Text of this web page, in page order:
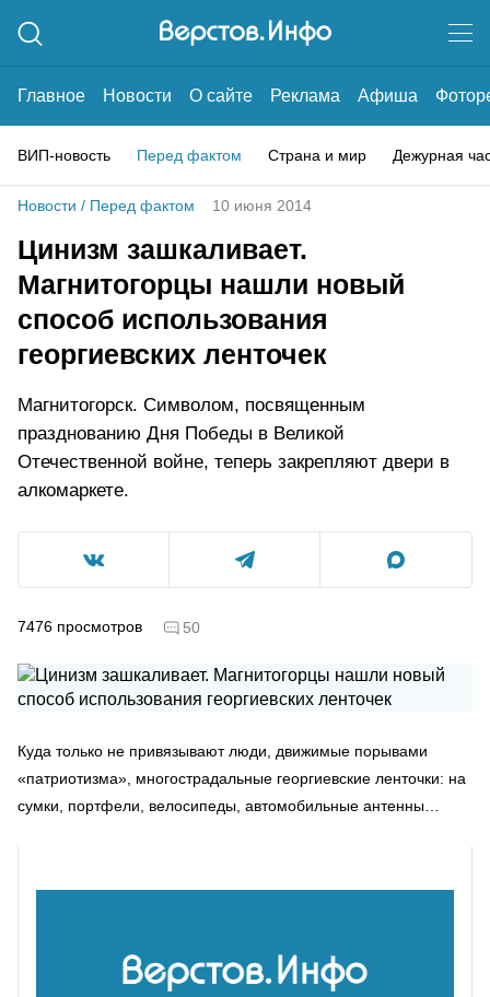
Главное Новости О сайте Реклама Афиша
ВИП-новость Перед фактом Страна и мир Дежурная
Новости / Перед фактом 10 июня 2014
Цинизм зашкаливает.
Магнитогорцы нашли новый
способ использования
георгиевских ленточек
Магнитогорск. Символом, посвященным
празднованию Дня Победы в Великой
Отечественной войне, теперь закрепляют двери в
алкомаркете.
7476 просмотров 50
Куда только не привязывают люди, движимые порывами
«патриотизма», многострадальные георгиевские ленточки: на
сумки, портфели, велосипеды, автомобильные антенны…